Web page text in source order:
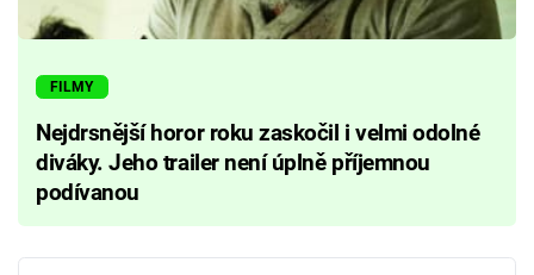
FILMY
Nejdrsnější horor roku zaskočil i velmi odolné
diváky. Jeho trailer není úplně příjemnou
podívanou